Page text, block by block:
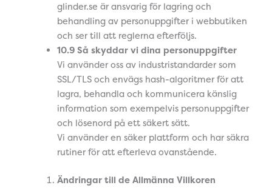
glinder.se är ansvarig för lagring och
behandling av personuppgifter i webbutiken
och ser till att reglerna efterföljs.
10.9 Så skyddar vi dina personuppgifter
Vi använder oss av industristandarder som
SSL/TLS och envägs hash-algoritmer för att
lagra, behandla och kommunicera känslig
information som exempelvis personuppgifter
och lösenord på ett säkert sätt.
Vi använder en säker plattform och har säkra
rutiner för att efterleva ovanstående.
Ändringar till de Allmänna Villkoren